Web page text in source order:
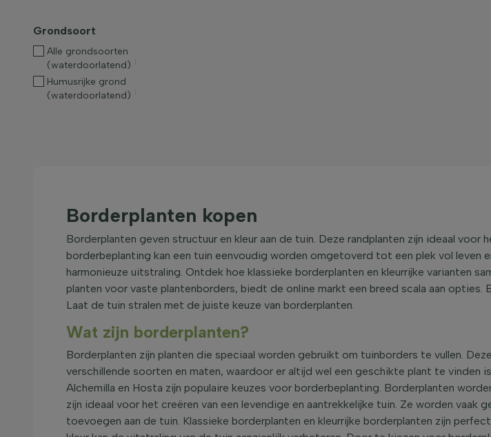
Grondsoort
Alle grondsoorten
(waterdoorlatend)
Humusrijke grond
(waterdoorlatend)
Borderplanten kopen
Borderplanten geven structuur en kleur aan de tuin. Deze randplanten zijn ideaal
borderbeplanting kan een tuin eenvoudig worden omgetoverd tot een plek vol leven
harmonieuze uitstraling. Ontdek hoe klassieke borderplanten en kleurrijke varianten
planten voor vaste plantenborders, biedt de online markt een breed scala aan opties.
Laat de tuin stralen met de juiste keuze van borderplanten.
Wat zijn borderplanten?
Borderplanten zijn planten die speciaal worden gebruikt om tuinborders te vullen.
verschillende soorten en maten, waardoor er altijd wel een geschikte plant te vinden
Alchemilla en Hosta zijn populaire keuzes voor borderbeplanting. Borderplanten
zijn ideaal voor het creëren van een levendige en aantrekkelijke tuin. Ze worden vaak
toevoegen aan de tuin. Klassieke borderplanten en kleurrijke borderplanten zijn